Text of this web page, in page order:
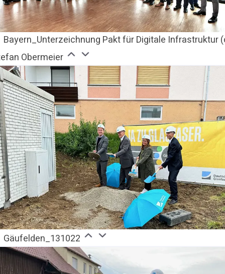
Bayern_Unterzeichnung Pakt für Digitale Infrastruktur
Obermeier
Gäufelden_131022